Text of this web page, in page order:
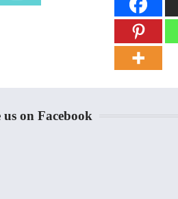
on Facebook